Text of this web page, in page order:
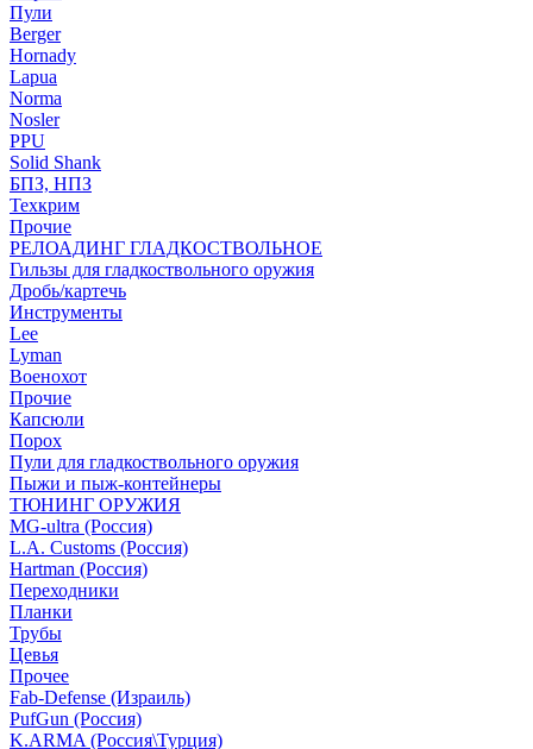
Пули
Berger
Hornady
Lapua
Norma
Nosler
PPU
Solid Shank
БПЗ, НПЗ
Техкрим
Прочие
РЕЛОАДИНГ ГЛАДКОСТВОЛЬНОЕ
Гильзы для гладкоствольного оружия
Дробь/картечь
Инструменты
Lee
Lyman
Военохот
Прочие
Капсюли
Порох
Пули для гладкоствольного оружия
Пыжи и пыж-контейнеры
ТЮНИНГ ОРУЖИЯ
MG-ultra (Россия)
L.A. Customs (Россия)
Hartman (Россия)
Переходники
Планки
Трубы
Цевья
Прочее
Fab-Defense (Израиль)
PufGun (Россия)
K.ARMA (Россия\Турция)